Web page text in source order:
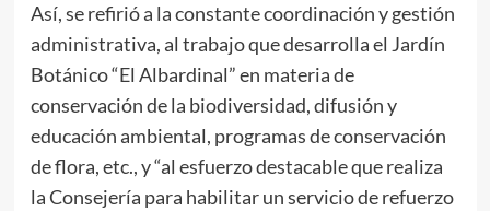
Así, se refirió a la constante coordinación y gestión
administrativa, al trabajo que desarrolla el Jardín
Botánico “El Albardinal” en materia de
conservación de la biodiversidad, difusión y
educación ambiental, programas de conservación
de flora, etc., y “al esfuerzo destacable que realiza
la Consejería para habilitar un servicio de refuerzo